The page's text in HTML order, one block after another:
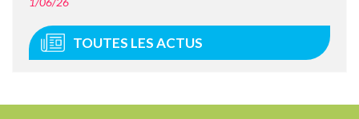
TOUTES LES ACTUS